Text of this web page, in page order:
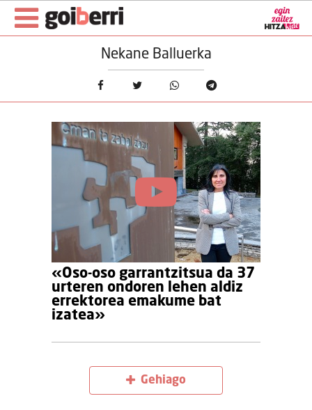
Nekane Balluerka
«Oso-oso garrantzitsua da 37
urteren ondoren lehen aldiz
errektorea emakume bat
izatea»
Gehiago